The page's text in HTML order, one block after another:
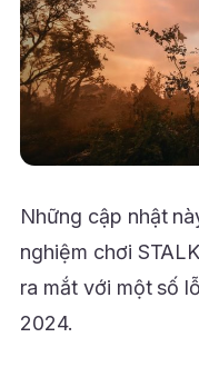
Những cập nhật
nghiệm chơi
ra mắt với một số
2024.